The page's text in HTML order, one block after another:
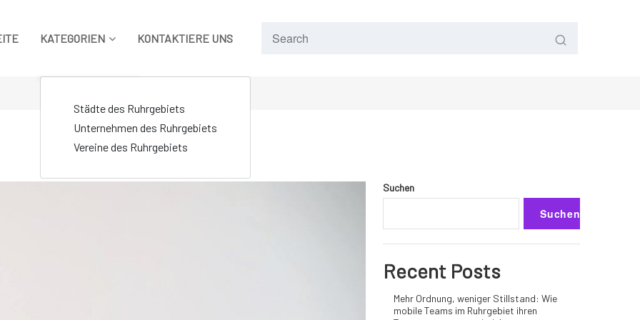
KATEGORIEN
Städte des Ruhrgebiets
Unternehmen des Ruhrgebiets
Vereine des Ruhrgebiets
KONTAKTIERE UNS
Suchen
Suchen
Recent Posts
Mehr Ordnung, weniger Stillstand: Wie
mobile Teams im Ruhrgebiet ihren